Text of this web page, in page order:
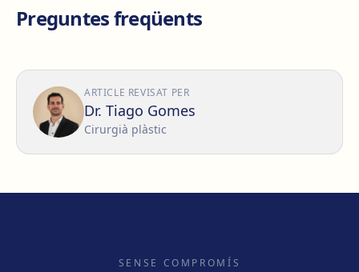
Preguntes freqüents
ARTICLE REVISAT PER
Dr. Tiago Gomes
Cirurgià plàstic
SENSE COMPROMÍS